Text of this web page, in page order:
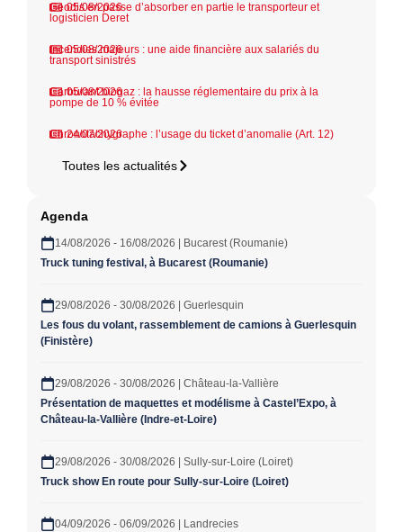
05/08/2026
Geodis en passe d’absorber en partie le transporteur et
logisticien Deret
05/08/2026
Incendies majeurs : une aide financière aux salariés du
transport sinistrés
05/08/2026
Carburant biogaz : la hausse réglementaire du prix à la
pompe de 10 % évitée
24/07/2026
Chronotachygraphe : l’usage du ticket d’anomalie (Art. 12)
Toutes les actualités
Agenda
14/08/2026 - 16/08/2026 | Bucarest (Roumanie)
Truck tuning festival, à Bucarest (Roumanie)
29/08/2026 - 30/08/2026 | Guerlesquin
Les fous du volant, rassemblement de camions à Guerlesquin
(Finistère)
29/08/2026 - 30/08/2026 | Château-la-Vallière
Présentation de maquettes et modélisme à Castel’Expo, à
Château-la-Vallière (Indre-et-Loire)
29/08/2026 - 30/08/2026 | Sully-sur-Loire (Loiret)
Truck show En route pour Sully-sur-Loire (Loiret)
04/09/2026 - 06/09/2026 | Landrecies